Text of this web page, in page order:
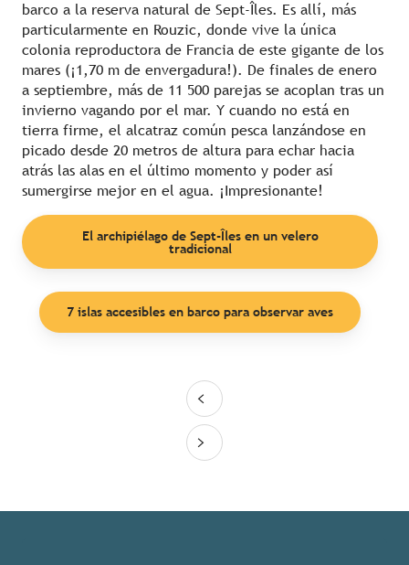
barco a la reserva natural de Sept-Îles. Es allí, más
particularmente en Rouzic, donde vive la única
colonia reproductora de Francia de este gigante de los
mares (¡1,70 m de envergadura!). De finales de enero
a septiembre, más de 11 500 parejas se acoplan tras un
invierno vagando por el mar. Y cuando no está en
tierra firme, el alcatraz común pesca lanzándose en
picado desde 20 metros de altura para echar hacia
atrás las alas en el último momento y poder así
sumergirse mejor en el agua. ¡Impresionante!
El archipiélago de Sept-Îles en un velero
tradicional
7 islas accesibles en barco para observar aves